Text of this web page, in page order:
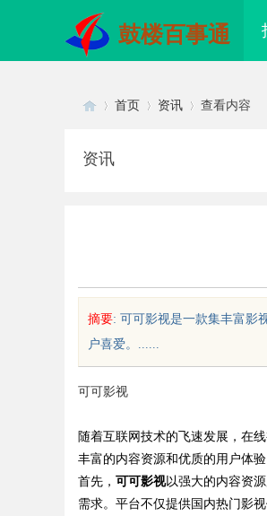
鼓楼百事通
首页 资讯 查看内容
资讯
摘要: 可可影视是一款集丰富影
户喜爱。......
可可影视
随着互联网技术的飞速发展，在
丰富的内容资源和优质的用户体
首先， 可可影视以强大的内容资
需求。平台不仅提供国内热门影
析国信招投标公共服务平台的